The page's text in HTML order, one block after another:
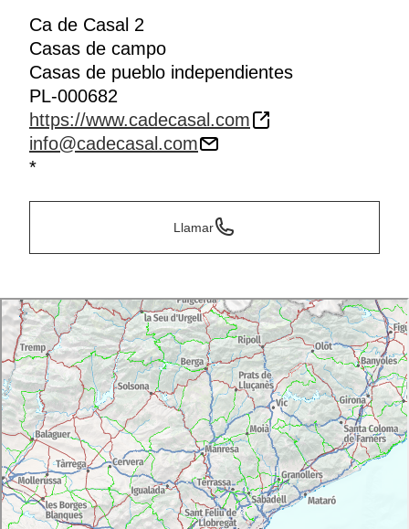
Ca de Casal 2
Casas de campo
Casas de pueblo independientes
PL-000682
https://www.cadecasal.com
info@cadecasal.com
*
Llamar